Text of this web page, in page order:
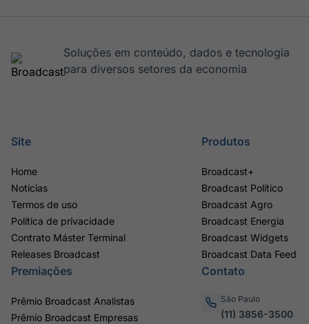
Soluções em conteúdo, dados e tecnologia
para diversos setores da economia
Site
Home
Notícias
Termos de uso
Política de privacidade
Contrato Máster Terminal
Releases Broadcast
Produtos
Broadcast+
Broadcast Político
Broadcast Agro
Broadcast Energia
Broadcast Widgets
Broadcast Data Feed
Premiações
Prêmio Broadcast Analistas
Prêmio Broadcast Empresas
Contato
São Paulo
(11) 3856-3500